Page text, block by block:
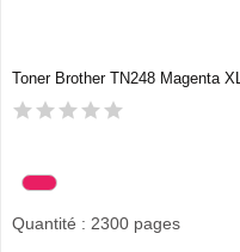
Toner Brother TN248 Magenta XL
Quantité : 2300 pages